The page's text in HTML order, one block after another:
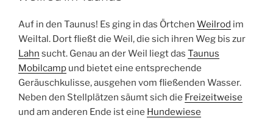
Auf in den Taunus! Es ging in das Örtchen Weilrod im
Weiltal. Dort fließt die Weil, die sich ihren Weg bis zur
Lahn sucht. Genau an der Weil liegt das Taunus
Mobilcamp und bietet eine entsprechende
Geräuschkulisse, ausgehen vom fließenden Wasser.
Neben den Stellplätzen säumt sich die Freizeitweise
und am anderen Ende ist eine Hundewiese